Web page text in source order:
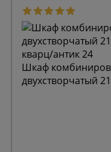
Шкаф
двухстворчатый